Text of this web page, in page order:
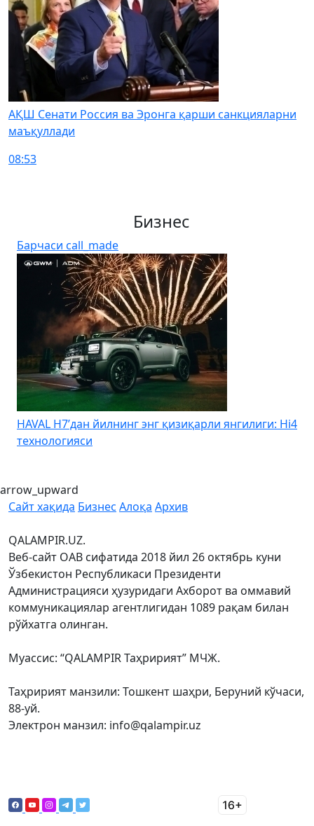
АҚШ Сенати Россия ва Эронга қарши санкцияларни
маъқуллади
08:53
Бизнес
Барчаси call_made
HAVAL H7’дан йилнинг энг қизиқарли янгилиги: Hi4
технологияси
arrow_upward
Сайт хақида Бизнес Алоқа Архив
QALAMPIR.UZ.
Веб-сайт ОАВ сифатида 2018 йил 26 октябрь куни
Ўзбекистон Республикаси Президенти
Администрацияси ҳузуридаги Ахборот ва оммавий
коммуникациялар агентлигидан 1089 рақам билан
рўйхатга олинган.
Муассис: “QALAMPIR Таҳририят” МЧЖ.
Таҳририят манзили: Тошкент шаҳри, Беруний кўчаси,
88-уй.
Электрон манзил: info@qalampir.uz